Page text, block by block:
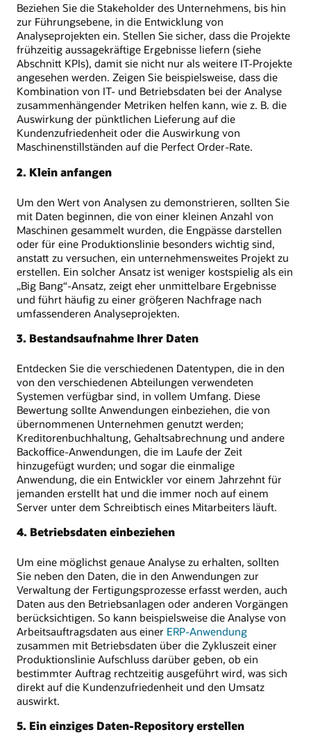
Beziehen Sie die Stakeholder des Unternehmens, bis hin
zur Führungsebene, in die Entwicklung von
Analyseprojekten ein. Stellen Sie sicher, dass die Projekte
frühzeitig aussagekräftige Ergebnisse liefern (siehe
Abschnitt KPIs), damit sie nicht nur als weitere IT-Projekte
angesehen werden. Zeigen Sie beispielsweise, dass die
Kombination von IT- und Betriebsdaten bei der Analyse
zusammenhängender Metriken helfen kann, wie z. B. die
Auswirkung der pünktlichen Lieferung auf die
Kundenzufriedenheit oder die Auswirkung von
Maschinenstillständen auf die Perfect Order-Rate.
2. Klein anfangen
Um den Wert von Analysen zu demonstrieren, sollten Sie
mit Daten beginnen, die von einer kleinen Anzahl von
Maschinen gesammelt wurden, die Engpässe darstellen
oder für eine Produktionslinie besonders wichtig sind,
anstatt zu versuchen, ein unternehmensweites Projekt zu
erstellen. Ein solcher Ansatz ist weniger kostspielig als ein
„Big Bang“-Ansatz, zeigt eher unmittelbare Ergebnisse
und führt häufig zu einer größeren Nachfrage nach
umfassenderen Analyseprojekten.
3. Bestandsaufnahme Ihrer Daten
Entdecken Sie die verschiedenen Datentypen, die in den
von den verschiedenen Abteilungen verwendeten
Systemen verfügbar sind, in vollem Umfang. Diese
Bewertung sollte Anwendungen einbeziehen, die von
übernommenen Unternehmen genutzt werden;
Kreditorenbuchhaltung, Gehaltsabrechnung und andere
Backoffice-Anwendungen, die im Laufe der Zeit
hinzugefügt wurden; und sogar die einmalige
Anwendung, die ein Entwickler vor einem Jahrzehnt für
jemanden erstellt hat und die immer noch auf einem
Server unter dem Schreibtisch eines Mitarbeiters läuft.
4. Betriebsdaten einbeziehen
Um eine möglichst genaue Analyse zu erhalten, sollten
Sie neben den Daten, die in den Anwendungen zur
Verwaltung der Fertigungsprozesse erfasst werden, auch
Daten aus den Betriebsanlagen oder anderen Vorgängen
berücksichtigen. So kann beispielsweise die Analyse von
Arbeitsauftragsdaten aus einer ERP-Anwendung
zusammen mit Betriebsdaten über die Zykluszeit einer
Produktionslinie Aufschluss darüber geben, ob ein
bestimmter Auftrag rechtzeitig ausgeführt wird, was sich
direkt auf die Kundenzufriedenheit und den Umsatz
auswirkt.
5. Ein einziges Daten-Repository erstellen